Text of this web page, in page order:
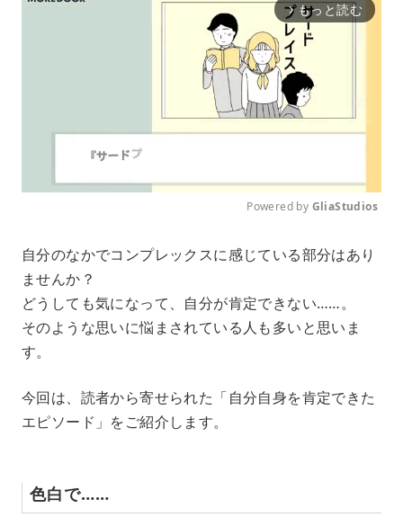
arrow_forward_ios もっと読む
u
Powered by GliaStudios
自分のなかでコンプレックスに感じている部分はあり
ませんか？
どうしても気になって、自分が肯定できない……。
そのような思いに悩まされている人も多いと思いま
す。
今回は、読者から寄せられた「自分自身を肯定できた
エピソード」をご紹介します。
色白で……